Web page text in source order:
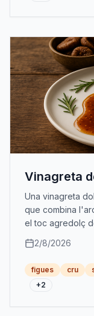
Vinagreta
Una vinagreta
que combina
el toc agredolç
riquesa de l'oli
2/8/2026
figues cru
+2